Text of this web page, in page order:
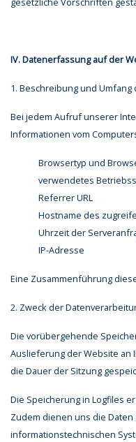
IV. Datenerfassung auf der
1. Beschreibung und
Bei jedem Aufruf unserer
Informationen vom
Browsertyp und
verwendetes
Referrer URL
Hostname des
Uhrzeit der
IP-Adresse
Eine Zusammenführung
2. Zweck der
Die vorübergehende
Auslieferung der Website an
die Dauer der Sitzung
Die Speicherung in Logfiles
Zudem dienen uns die
informationstechnischen